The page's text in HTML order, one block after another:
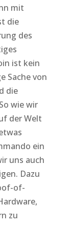
mit
die
des
ist kein
Sache von
die
wie wir
der Welt
ein
uns auch
Dazu
of-
zu